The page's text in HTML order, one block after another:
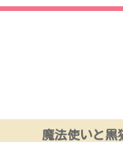
魔法使いと黒